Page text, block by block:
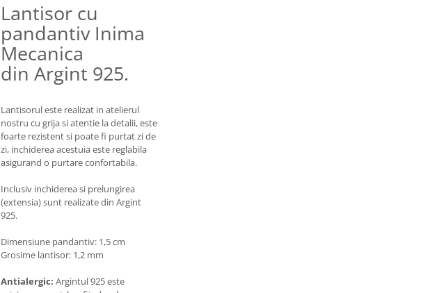
Lantisor cu
pandantiv Inima
Mecanica
din Argint 925.
Lantisorul este realizat in atelierul
nostru cu grija si atentie la detalii, este
foarte rezistent si poate fi purtat zi de
zi, inchiderea acestuia este reglabila
asigurand o purtare confortabila.
Inclusiv inchiderea si prelungirea
(extensia) sunt realizate din Argint
925.
Dimensiune pandantiv: 1,5 cm
Grosime lantisor: 1,2 mm
Antialergic: Argintul 925 este